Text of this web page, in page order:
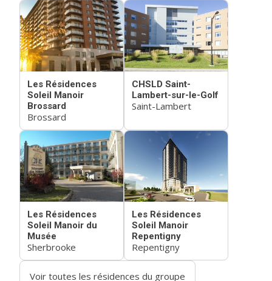
Les Résidences
Soleil Manoir
Brossard
Brossard
CHSLD Saint-
Lambert-sur-le-Golf
Saint-Lambert
Les Résidences
Soleil Manoir du
Musée
Sherbrooke
Les Résidences
Soleil Manoir
Repentigny
Repentigny
Voir toutes les résidences du groupe